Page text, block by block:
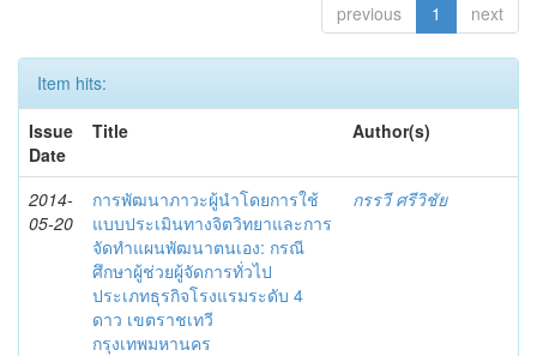
previous 1 next
Item hits:
Issue
Date
Title Author(s)
2014-
05-20
การพัฒนาภาวะผู้นำโดยการใช้
แบบประเมินทางจิตวิทยาและการ
จัดทำแผนพัฒนาตนเอง: กรณี
ศึกษาผู้ช่วยผู้จัดการทั่วไป
ประเภทธุรกิจโรงแรมระดับ 4
ดาว เขตราชเทวี
กรุงเทพมหานคร
กรรวี ศรีวิชัย